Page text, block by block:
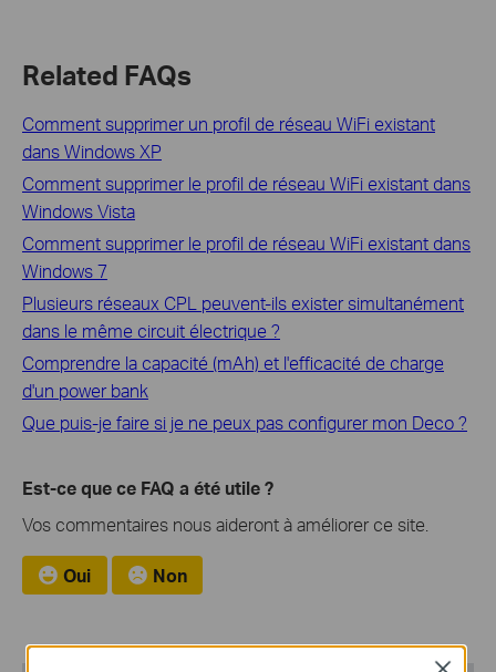
Related FAQs
Comment supprimer un profil de réseau WiFi existant
dans Windows XP
Comment supprimer le profil de réseau WiFi existant dans
Windows Vista
Comment supprimer le profil de réseau WiFi existant dans
Windows 7
Plusieurs réseaux CPL peuvent-ils exister simultanément
dans le même circuit électrique ?
Comprendre la capacité (mAh) et l'efficacité de charge
d'un power bank
Que puis-je faire si je ne peux pas configurer mon Deco ?
Est-ce que ce FAQ a été utile ?
Vos commentaires nous aideront à améliorer ce site.
Oui Non